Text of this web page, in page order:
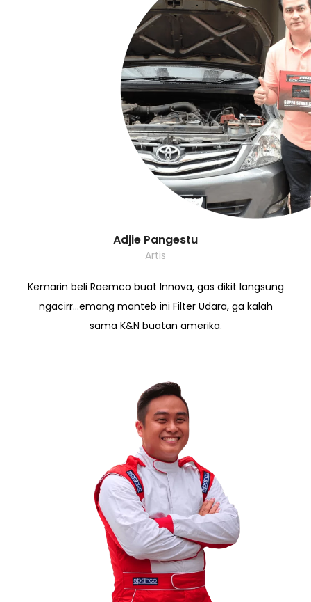
Adjie Pangestu
Artis
Kemarin beli Raemco buat Innova, gas dikit langsung
ngacirr…emang manteb ini Filter Udara, ga kalah
sama K&N buatan amerika.